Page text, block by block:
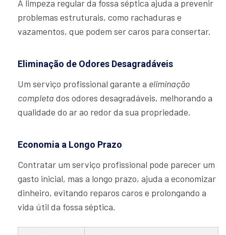
A limpeza regular da fossa séptica ajuda a prevenir
problemas estruturais, como rachaduras e
vazamentos, que podem ser caros para consertar.
Eliminação de Odores Desagradáveis
Um serviço profissional garante a eliminação
completa dos odores desagradáveis, melhorando a
qualidade do ar ao redor da sua propriedade.
Economia a Longo Prazo
Contratar um serviço profissional pode parecer um
gasto inicial, mas a longo prazo, ajuda a economizar
dinheiro, evitando reparos caros e prolongando a
vida útil da fossa séptica.